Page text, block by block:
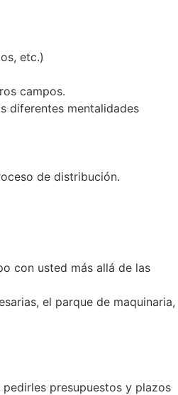
etc.)
campos.
diferentes mentalidades
de distribución.
con usted más allá de las
el parque de maquinaria,
presupuestos y plazos